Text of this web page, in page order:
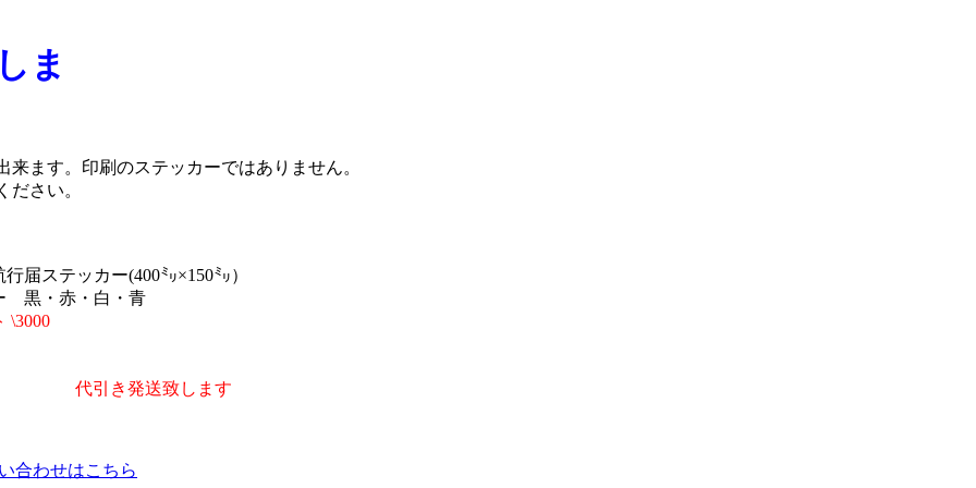
ま
ます。印刷のステッカーではありません。
さい。
届ステッカー(400㍉×150㍉）
黒・赤・白・青
\3000
合わせはこちら
代引き発送致します